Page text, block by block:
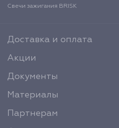
Свечи зажигания BRISK
Доставка и оплата
Акции
Документы
Материалы
Партнерам